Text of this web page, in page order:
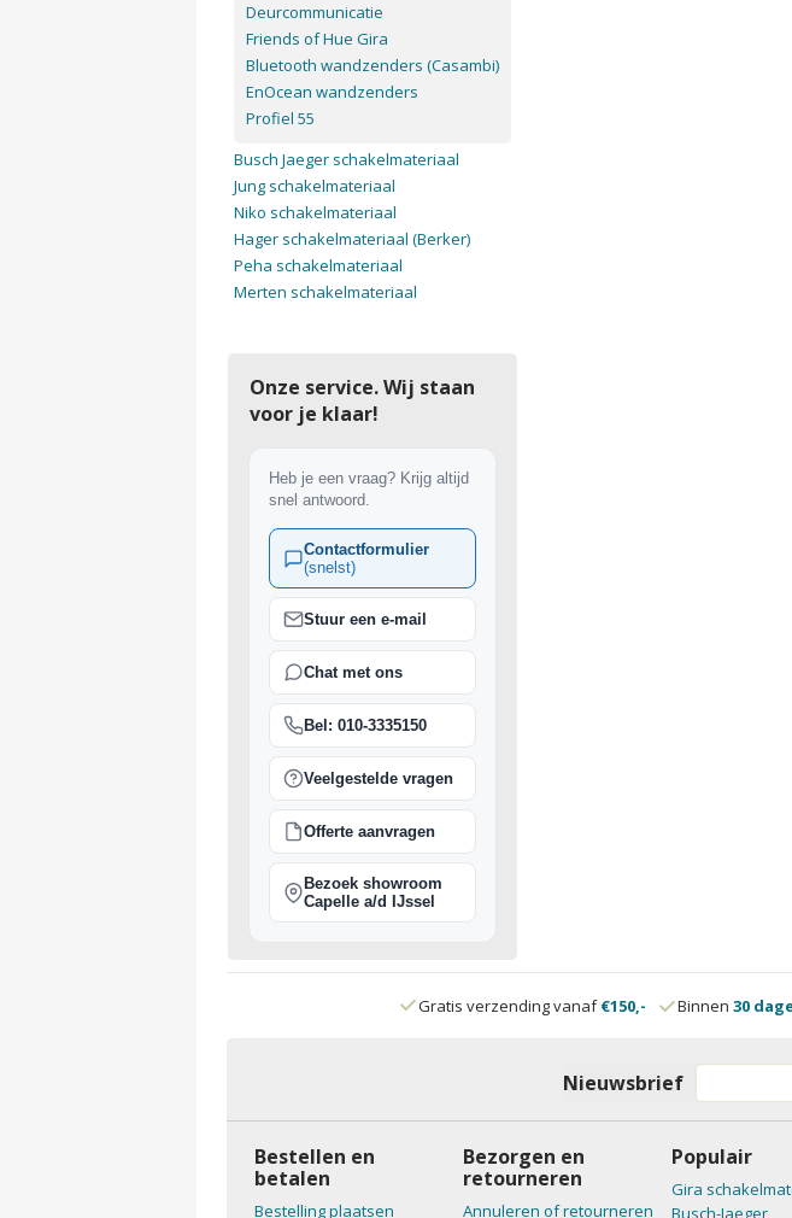
Deurcommunicatie
Friends of Hue Gira
Bluetooth wandzenders (Casambi)
EnOcean wandzenders
Profiel 55
Busch Jaeger schakelmateriaal
Jung schakelmateriaal
Niko schakelmateriaal
Hager schakelmateriaal (Berker)
Peha schakelmateriaal
Merten schakelmateriaal
Onze service. Wij staan
voor je klaar!
Heb je een vraag? Krijg altijd
snel antwoord.
Contactformulier
(snelst)
Stuur een e-mail
Chat met ons
Bel: 010-3335150
Veelgestelde vragen
Offerte aanvragen
Bezoek showroom
Capelle a/d IJssel
Gratis verzending vanaf€150,- Binnen 30
Nieuwsbrief
Bestellen en
betalen
Bestelling plaatsen
Bezorgen en
retourneren
Annuleren of retourneren
Populair
Gira
Busch-Jaeger